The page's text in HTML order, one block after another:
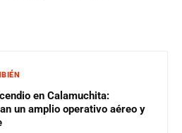
en Calamuchita:
un amplio operativo aéreo y